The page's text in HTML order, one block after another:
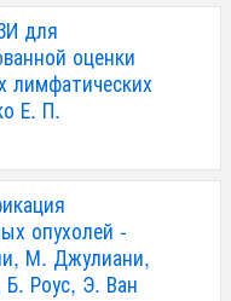
для
оценки
лимфатических
Е. П.
опухолей -
М. Джулиани,
Б. Роус, Э. Ван